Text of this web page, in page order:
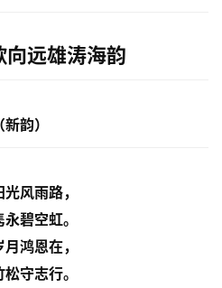
向远雄涛海韵
（新韵）
风雨路，
碧空虹。
鸿恩在，
守志行。